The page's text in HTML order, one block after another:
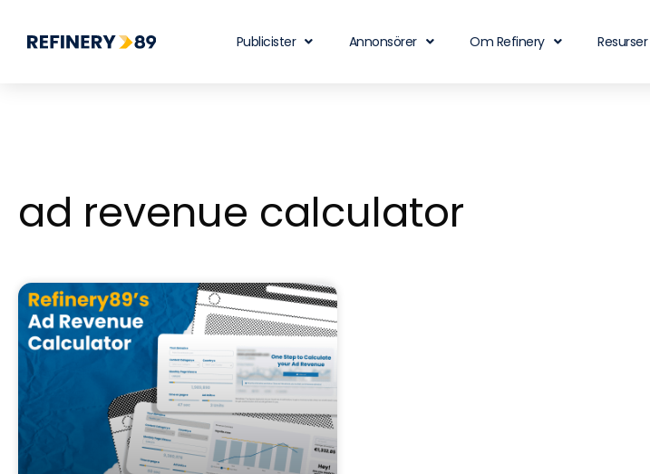
Publicister Annonsörer Om Refinery Resurser
ad revenue calculator